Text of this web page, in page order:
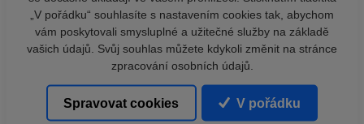
„V pořádku“ souhlasíte s nastavením cookies tak, abychom
vám poskytovali smysluplné a užitečné služby na základě
vašich údajů. Svůj souhlas můžete kdykoli změnit na stránce
zpracování osobních údajů.
Spravovat cookies V pořádku